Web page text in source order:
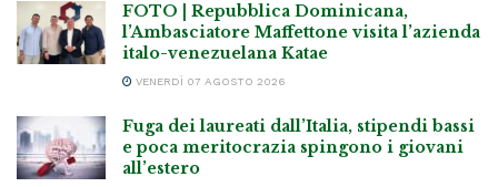
FOTO | Repubblica Dominicana,
l’Ambasciatore Maffettone visita l’azienda
italo-venezuelana Katae
VENERDÌ 07 AGOSTO 2026
Fuga dei laureati dall’Italia, stipendi bassi
e poca meritocrazia spingono i giovani
all’estero